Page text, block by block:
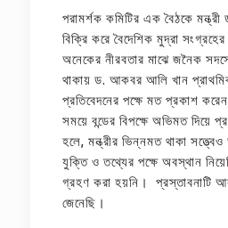
পরামর্শক কমিটির এক বৈঠকে মন্ত্রী
বিক্রি করে বৈদেশিক মুদ্রা
অনেকের নীরবতার মাঝে জনৈক
থাকায় ড. আকবর আলি খান
প্রতিবেদনের পক্ষে মত প্রকাশ
সময়ে বন্ডের বিপক্ষে অভিমত দিয়ে
হলে, মন্ত্রীর ভিন্নমত থাকা
যুক্তি ও তথ্যের পক্ষে অবস্থান
গ্রহণ করা হয়নি। প্রস্তাবনাটি
জেনেছি।